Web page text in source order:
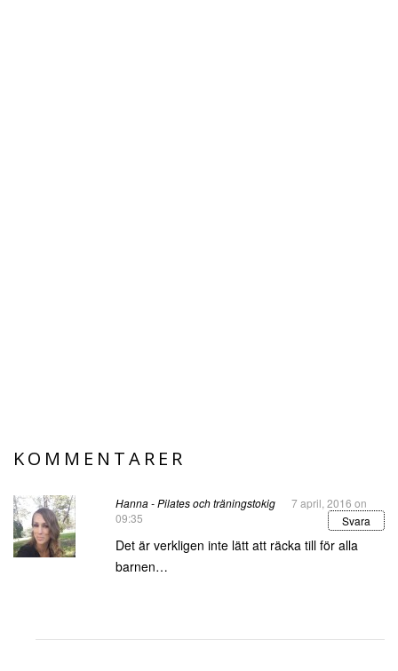
KOMMENTARER
Hanna - Pilates och träningstokig
7 april, 2016 on
09:35
Svara
Det är verkligen inte lätt att räcka till för alla
barnen…